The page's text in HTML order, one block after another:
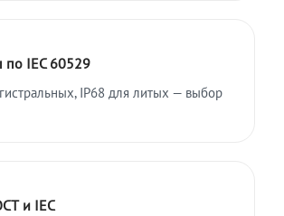
по IEC 60529
IP68 для литых — выбор
и IEC